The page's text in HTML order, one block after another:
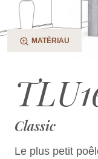
MATÉRIAU
Classic
Le plus petit